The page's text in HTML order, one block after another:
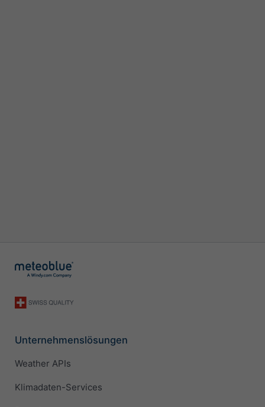
Unternehmenslösungen
Weather APIs
Klimadaten-Services